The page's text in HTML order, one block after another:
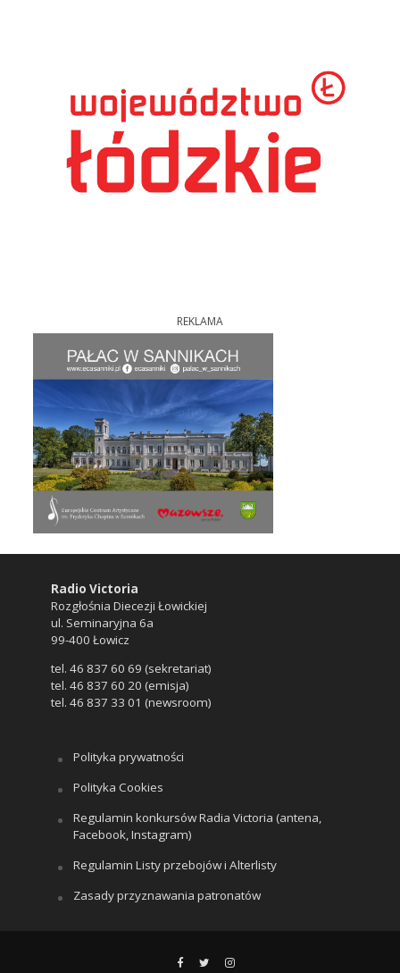
REKLAMA
Radio Victoria
Rozgłośnia Diecezji Łowickiej
ul. Seminaryjna 6a
99-400 Łowicz
tel. 46 837 60 69 (sekretariat)
tel. 46 837 60 20 (emisja)
tel. 46 837 33 01 (newsroom)
Polityka prywatności
Polityka Cookies
Regulamin konkursów Radia Victoria (antena,
Facebook, Instagram)
Regulamin Listy przebojów i Alterlisty
Zasady przyznawania patronatów